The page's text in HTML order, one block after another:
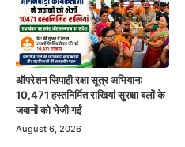
ऑपरेशन सिपाही रक्षा सूत्र अभियान:
10,471 हस्तनिर्मित राखियां सुरक्षा बलों के
जवानों को भेजी गईं
August 6, 2026